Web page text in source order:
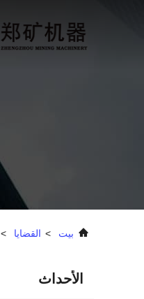
بيت > القضايا >
الأحداث